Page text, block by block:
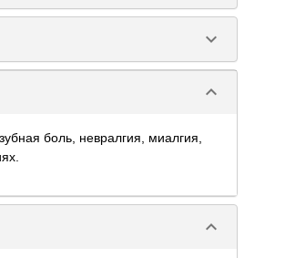
keyboard_arrow_down
keyboard_arrow_down
боль, невралгия, миалгия,
keyboard_arrow_down